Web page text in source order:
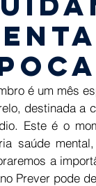
Vida
é um mês
destinada a
Este é o
saúde
a
Prever pode